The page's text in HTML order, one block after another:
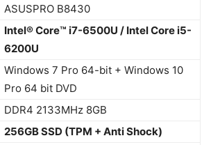
ASUSPRO B8430
Intel® Core™ i7-6500U / Intel Core i5-
6200U
Windows 7 Pro 64-bit + Windows 10
Pro 64 bit DVD
DDR4 2133MHz 8GB
256GB SSD (TPM + Anti Shock)